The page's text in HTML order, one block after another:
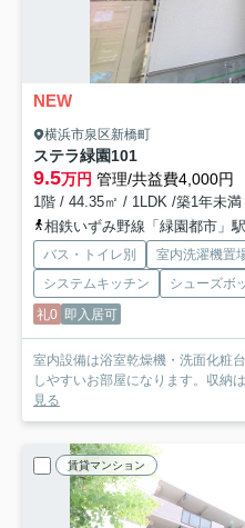
NEW
横浜市泉区新橋町
ステラ緑園101
9.5万円 管理/共益費4,000円
1階 / 44.35㎡ / 1LDK /築1年未満
相鉄いずみ野線「緑園都市」
バス・トイレ別 室内洗濯機置
システムキッチン
シューズボ
礼0 即入居可
室内設備は浴室乾燥機・洗面化粧
しやすいお部屋になります。収納
見る
賃貸マンション